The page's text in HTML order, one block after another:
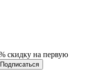
скидку на первую